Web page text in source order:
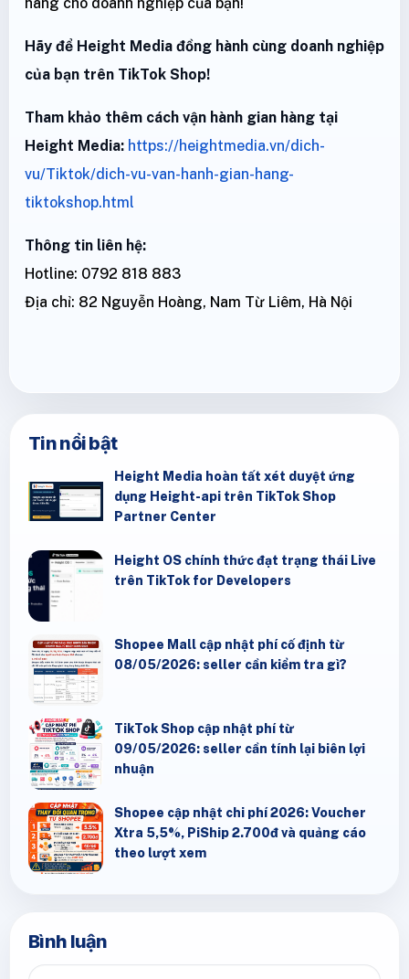
Hãy để Height Media đồng hành cùng doanh nghiệp
của bạn trên TikTok Shop!
Tham khảo thêm cách vận hành gian hàng tại
Height Media: https://heightmedia.vn/dich-
vu/Tiktok/dich-vu-van-hanh-gian-hang-
tiktokshop.html
Thông tin liên hệ:
Hotline: 0792 818 883
Địa chỉ: 82 Nguyễn Hoàng, Nam Từ Liêm, Hà Nội
Tin nổi bật
Height Media hoàn tất xét duyệt ứng
dụng Height-api trên TikTok Shop
Partner Center
Height OS chính thức đạt trạng thái Live
trên TikTok for Developers
Shopee Mall cập nhật phí cố định từ
08/05/2026: seller cần kiểm tra gì?
TikTok Shop cập nhật phí từ
09/05/2026: seller cần tính lại biên lợi
nhuận
Shopee cập nhật chi phí 2026: Voucher
Xtra 5,5%, PiShip 2.700đ và quảng cáo
theo lượt xem
Bình luận